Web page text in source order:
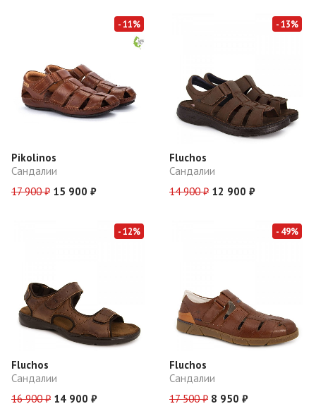
- 11%
Pikolinos
Сандалии
17 900 ₽ 15 900 ₽
- 13%
Fluchos
Сандалии
14 900 ₽ 12 900 ₽
- 12%
Fluchos
Сандалии
16 900 ₽ 14 900 ₽
- 49%
Fluchos
Сандалии
17 500 ₽ 8 950 ₽